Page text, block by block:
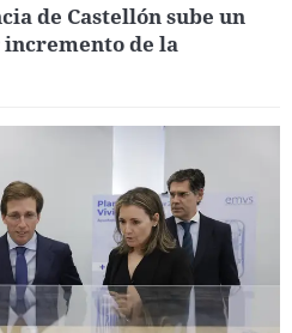
de Castellón sube un
incremento de la